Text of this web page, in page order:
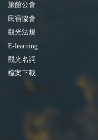
旅館公會
民宿協會
觀光法規
E-learning
觀光名詞
檔案下載